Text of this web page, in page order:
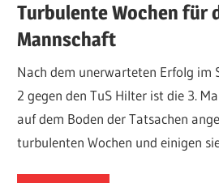
Turbulente Wochen für
Mannschaft
Nach dem unerwarteten Erfolg im
2 gegen den TuS Hilter ist die 3.
auf dem Boden der Tatsachen
turbulenten Wochen und einigen